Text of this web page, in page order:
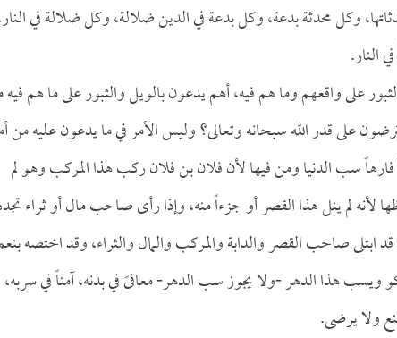
وكل محدثة بدعة، وكل بدعة في الدين ضلالة، وكل ضلالة في
النار.
على واقعهم وما هم فيه، أهم يدعون بالويل والثبور على ما هم
على قدر الله سبحانه وتعالى؟ وليس الأمر في ما يدعون عليه من
سب الدنيا ومن فيها لأن فلان بن فلان ركب هذا المركب وهو لم
لم ينل هذا القصر أو جزءاً منه، وإذا رأى صاحب مال أو ثراء
ابتلى صاحب القصر والدابة والمركب والمال والثراء، وقد اختصه
هذا الدهر -ولا يجوز سب الدهر- معافىً في بدنه، آمناً في سربه،
ولا يرضى.